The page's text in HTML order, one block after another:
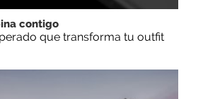
contigo
que transforma tu outfit